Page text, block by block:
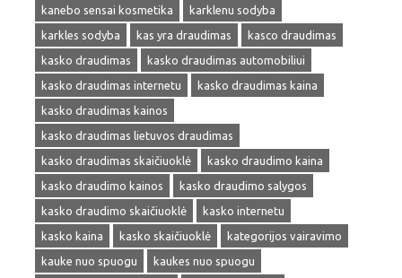
kanebo sensai kosmetika
karklenu sodyba
karkles sodyba
kas yra draudimas
kasco draudimas
kasko draudimas
kasko draudimas automobiliui
kasko draudimas internetu
kasko draudimas kaina
kasko draudimas kainos
kasko draudimas lietuvos draudimas
kasko draudimas skaičiuoklė
kasko draudimo kaina
kasko draudimo kainos
kasko draudimo salygos
kasko draudimo skaičiuoklė
kasko internetu
kasko kaina
kasko skaičiuoklė
kategorijos vairavimo
kauke nuo spuogu
kaukes nuo spuogu